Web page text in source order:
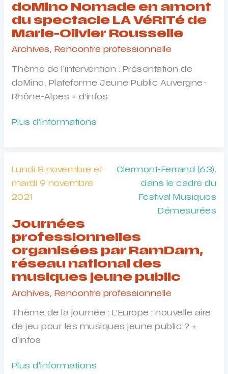
Compagnie
dans
de
leur
festival
doMino Nomade en amont
du spectacle LA VéRiTé de
Marie-Olivier Rousselle
Archives , Rencontre professionnelle
Thème de l’intervention : Présentation de
doMino, Plateforme Jeune Public Auvergne-
Rhône-Alpes + d’infos
doMino
VéRiTé
Marie-
Olivier
Rousselle
Plus d'informations
Lundi 8 novembre et
mardi 9 novembre
2021
Clermont-Ferrand (63),
dans le cadre du
Festival Musiques
Démesurées
Journées
professionnelles
organisées par RamDam,
réseau national des
musiques jeune public
Archives , Rencontre professionnelle
Thème de la journée : L’Europe : nouvelle aire
de jeu pour les musiques jeune public ? +
d’infos
Journées
Plus d'informations